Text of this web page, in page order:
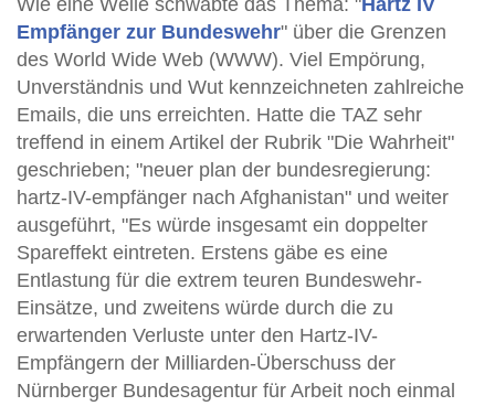
Wie eine Welle schwabte das Thema: "Hartz IV
Empfänger zur Bundeswehr" über die Grenzen
des World Wide Web (WWW). Viel Empörung,
Unverständnis und Wut kennzeichneten zahlreiche
Emails, die uns erreichten. Hatte die TAZ sehr
treffend in einem Artikel der Rubrik "Die Wahrheit"
geschrieben; "neuer plan der bundesregierung:
hartz-IV-empfänger nach Afghanistan" und weiter
ausgeführt, "Es würde insgesamt ein doppelter
Spareffekt eintreten. Erstens gäbe es eine
Entlastung für die extrem teuren Bundeswehr-
Einsätze, und zweitens würde durch die zu
erwartenden Verluste unter den Hartz-IV-
Empfängern der Milliarden-Überschuss der
Nürnberger Bundesagentur für Arbeit noch einmal